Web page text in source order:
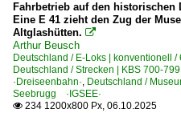
Fahrbetrieb auf den historischen
Eine E 41 zieht den Zug der
Altglashütten. 
Arthur Beusch
Deutschland / E-Loks |
Deutschland / Strecken | KBS 700-
·Dreiseenbahn·, Deutschland /
Seebrugg ·IGSEE·
 234 1200x800 Px, 06.10.2025